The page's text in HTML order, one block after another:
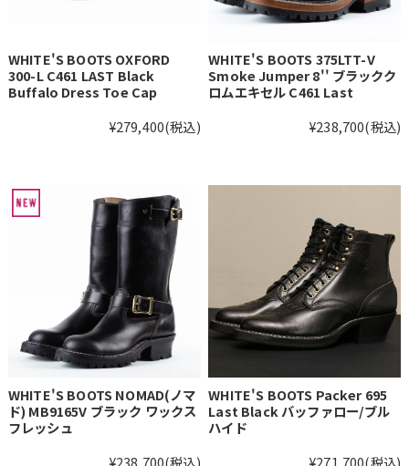
WHITE'S BOOTS OXFORD
300-L C461 LAST Black
Buffalo Dress Toe Cap
¥279,400(税込)
WHITE'S BOOTS 375LTT-V
Smoke Jumper 8'' ブラックク
ロムエキセル C461 Last
¥238,700(税込)
WHITE'S BOOTS NOMAD(ノマ
ド) MB9165V ブラック ワックス
フレッシュ
¥238,700(税込)
WHITE'S BOOTS Packer 695
Last Black バッファロー/ブル
ハイド
¥271,700(税込)